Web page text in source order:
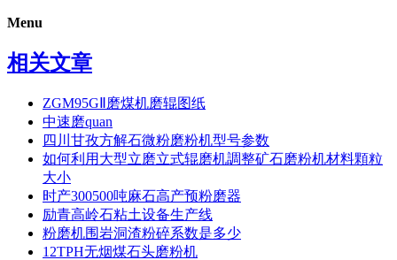
Menu
相关文章
ZGM95GⅡ磨煤机磨辊图纸
中速磨quan
四川甘孜方解石微粉磨粉机型号参数
如何利用大型立磨立式辊磨机調整矿石磨粉机材料顆粒
大小
时产300500吨麻石高产预粉磨器
励青高岭石粘土设备生产线
粉磨机围岩洞渣粉碎系数是多少
12TPH无烟煤石头磨粉机